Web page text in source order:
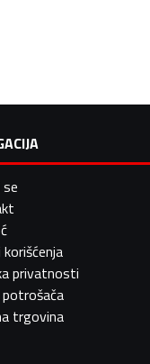
privatnosti
trgovina